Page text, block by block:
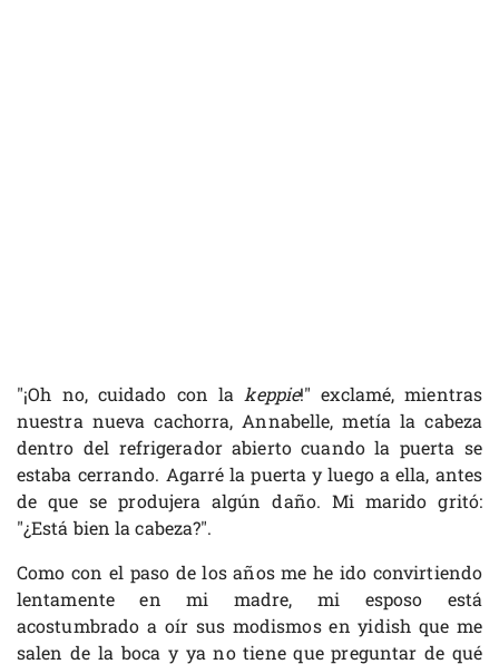
"¡Oh no, cuidado con lakeppie!" exclamé, mientras
nuestra nueva cachorra, Annabelle, metía la cabeza
dentro del refrigerador abierto cuando la puerta se
estaba cerrando. Agarré la puerta y luego a ella, antes
de que se produjera algún daño. Mi marido gritó:
"¿Está bien la cabeza?".
Como con el paso de los años me he ido convirtiendo
lentamente en mi madre, mi esposo está
acostumbrado a oír sus modismos en yidish que me
salen de la boca y ya no tiene que preguntar de qué